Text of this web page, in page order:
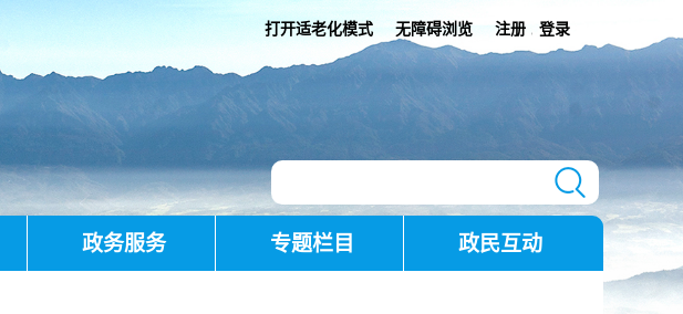
打开适老化模式 无障碍浏览 注册 登录
政务服务 专题栏目 政民互动